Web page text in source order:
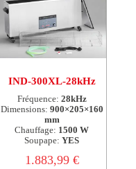
IND-300XL-28kHz
Fréquence: 28kHz
Dimensions: 900×205×160
mm
Chauffage: 1500 W
Soupape: YES
1.883,99 €